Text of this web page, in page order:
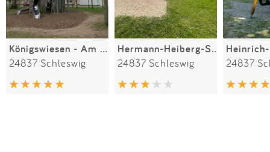
Königswiesen - Am Luisenbad
24837 Schleswig
Hermann-Heiberg-Straße
24837 Schleswig 24837